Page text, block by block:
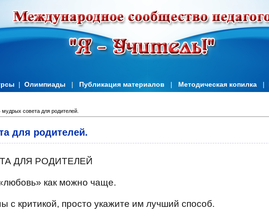
| Олимпиады | Публикация материалов | Методическая копилка |
мудрых совета для родителей.
для родителей.
ДЛЯ РОДИТЕЛЕЙ
как можно чаще.
с критикой, просто укажите им лучший способ.